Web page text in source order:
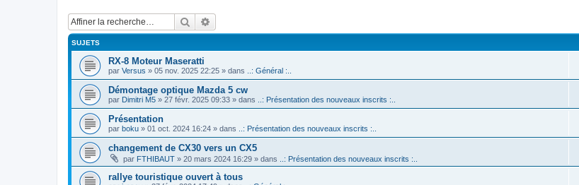
Rechercher
SUJETS
RX-8 Moteur Maseratti
par Versus » 05 nov. 2025 22:25 » dans ..: Général :..
Démontage optique Mazda 5 cw
par Dimitri M5 » 27 févr. 2025 09:33 » dans ..: Présentation des nouveaux inscrits :..
Présentation
par boku » 01 oct. 2024 16:24 » dans ..: Présentation des nouveaux inscrits :..
changement de CX30 vers un CX5
par FTHIBAUT » 20 mars 2024 16:29 » dans ..: Présentation des nouveaux inscrits :..
rallye touristique ouvert à tous